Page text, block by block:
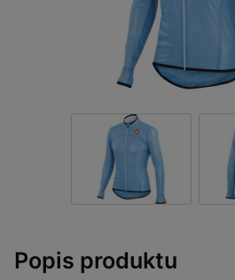
Popis produktu